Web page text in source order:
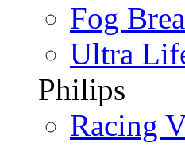
Fog
Ultra
Philips
Racing